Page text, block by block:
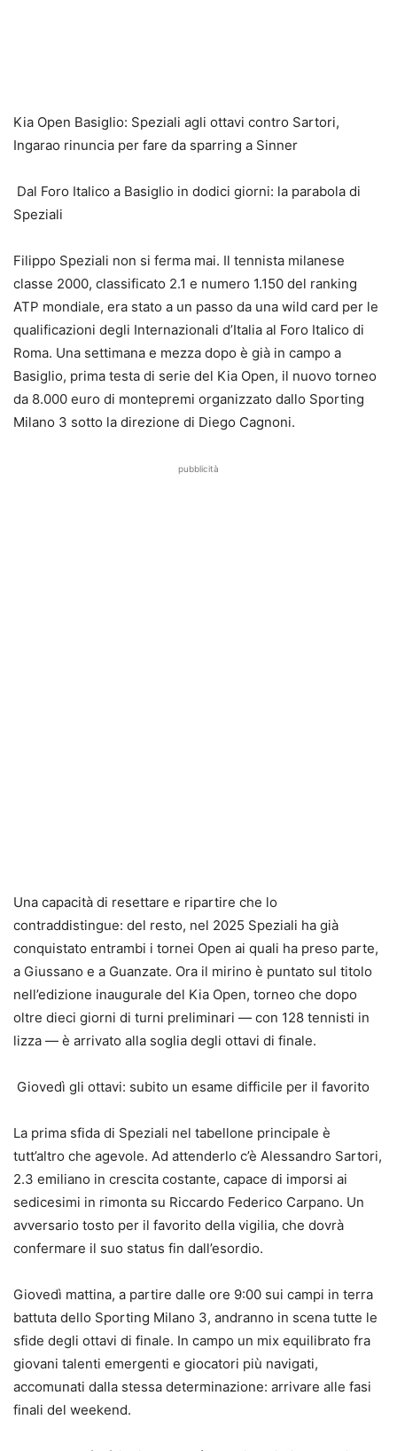
Kia Open Basiglio: Speziali agli ottavi contro Sartori,
Ingarao rinuncia per fare da sparring a Sinner
Dal Foro Italico a Basiglio in dodici giorni: la parabola di
Speziali
Filippo Speziali non si ferma mai. Il tennista milanese
classe 2000, classificato 2.1 e numero 1.150 del ranking
ATP mondiale, era stato a un passo da una wild card per le
qualificazioni degli Internazionali d’Italia al Foro Italico di
Roma. Una settimana e mezza dopo è già in campo a
Basiglio, prima testa di serie del Kia Open, il nuovo torneo
da 8.000 euro di montepremi organizzato dallo Sporting
Milano 3 sotto la direzione di Diego Cagnoni.
pubblicità
Una capacità di resettare e ripartire che lo
contraddistingue: del resto, nel 2025 Speziali ha già
conquistato entrambi i tornei Open ai quali ha preso parte,
a Giussano e a Guanzate. Ora il mirino è puntato sul titolo
nell’edizione inaugurale del Kia Open, torneo che dopo
oltre dieci giorni di turni preliminari — con 128 tennisti in
lizza — è arrivato alla soglia degli ottavi di finale.
Giovedì gli ottavi: subito un esame difficile per il favorito
La prima sfida di Speziali nel tabellone principale è
tutt’altro che agevole. Ad attenderlo c’è Alessandro Sartori,
2.3 emiliano in crescita costante, capace di imporsi ai
sedicesimi in rimonta su Riccardo Federico Carpano. Un
avversario tosto per il favorito della vigilia, che dovrà
confermare il suo status fin dall’esordio.
Giovedì mattina, a partire dalle ore 9:00 sui campi in terra
battuta dello Sporting Milano 3, andranno in scena tutte le
sfide degli ottavi di finale. In campo un mix equilibrato fra
giovani talenti emergenti e giocatori più navigati,
accomunati dalla stessa determinazione: arrivare alle fasi
finali del weekend.